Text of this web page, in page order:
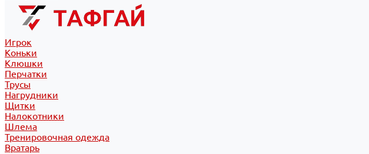
Игрок
Коньки
Клюшки
Перчатки
Трусы
Нагрудники
Щитки
Налокотники
Шлема
Тренировочная одежда
Вратарь